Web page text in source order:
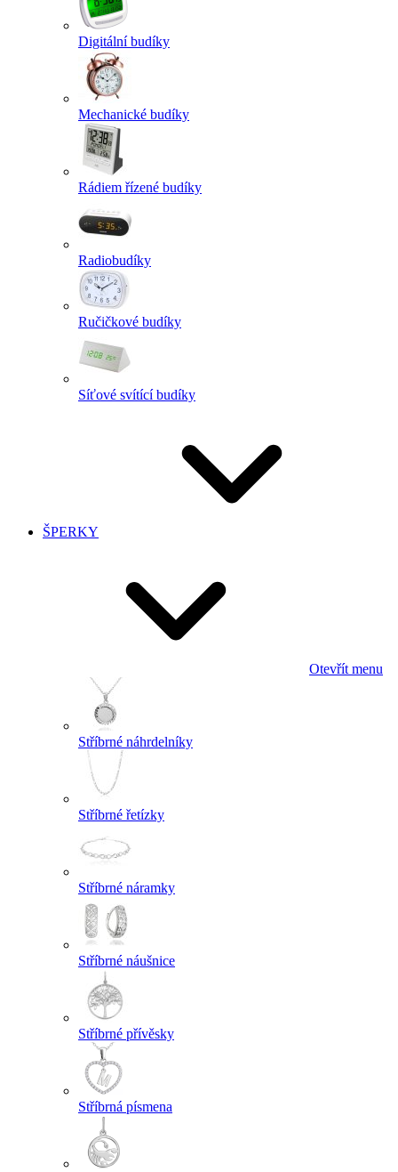
Digitální budíky
Mechanické budíky
Rádiem řízené budíky
Radiobudíky
Ručičkové budíky
Síťové svítící budíky
ŠPERKY
Otevřít menu
Stříbrné náhrdelníky
Stříbrné řetízky
Stříbrné náramky
Stříbrné náušnice
Stříbrné přívěsky
Stříbrná písmena